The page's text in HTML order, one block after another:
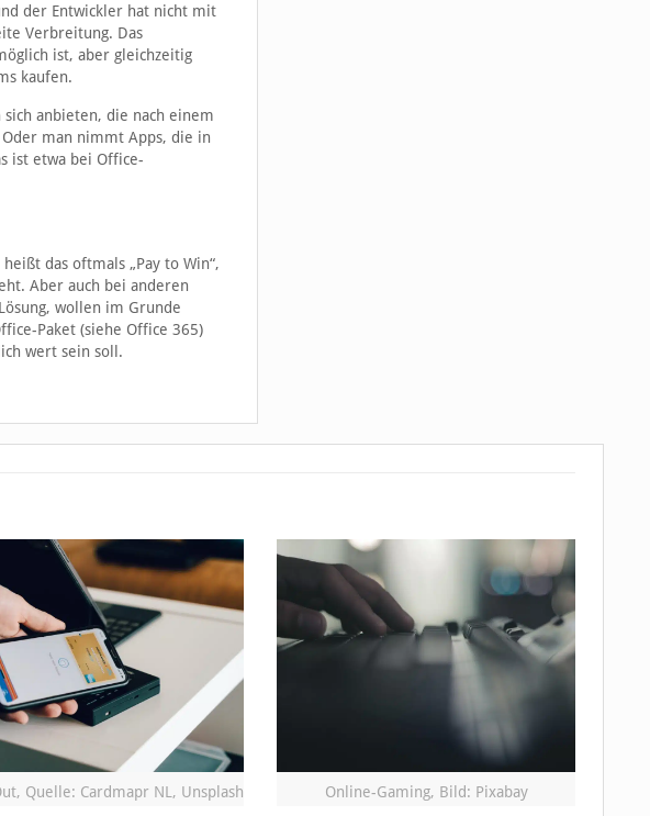
der Entwickler hat nicht mit
Verbreitung. Das
ist, aber gleichzeitig
kaufen.
sich anbieten, die nach einem
man nimmt Apps, die in
ist etwa bei Office-
das oftmals „Pay to Win“,
Aber auch bei anderen
wollen im Grunde
Paket (siehe Office 365)
wert sein soll.
Quelle: Cardmapr NL, Unsplash Online-Gaming, Bild: Pixabay